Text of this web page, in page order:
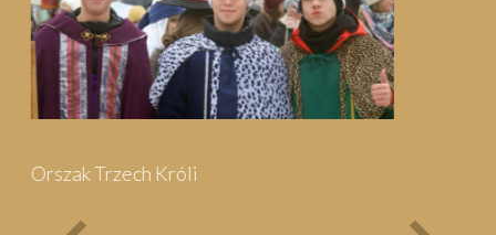
Bieg Papieski
XXII Pielgrzymi